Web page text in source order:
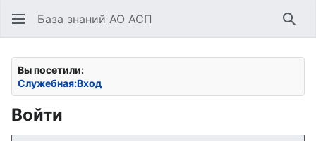
База знаний АО АСП
Вы посетили:
Служебная:Вход
Войти